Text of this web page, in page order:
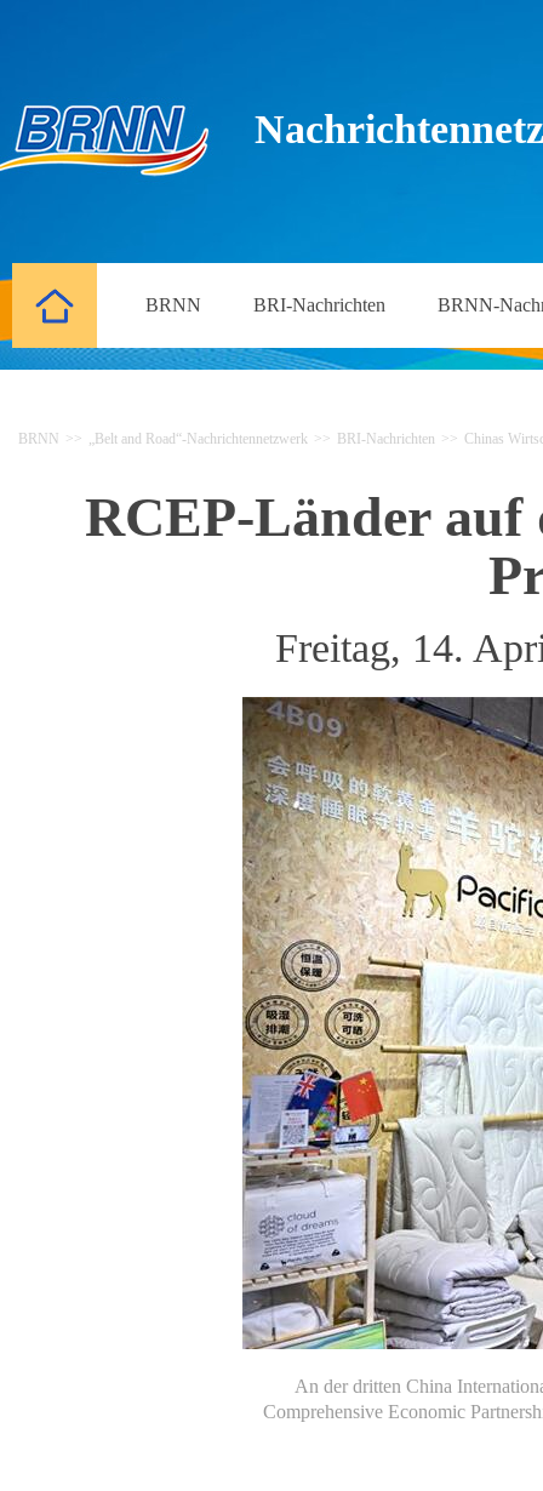
BRNN BRI-Nachrichten BRNN-
BRNN >> „Belt and Road“-Nachrichtennetzwerk >> BRI-Nachrichten >> Chinas
RCEP-Länder
Freitag, 14.
An der dritten China
Comprehensive Economic